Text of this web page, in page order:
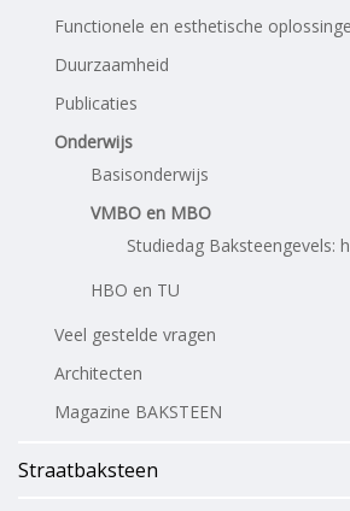
Functionele en esthetische
Duurzaamheid
Publicaties
Onderwijs
Basisonderwijs
VMBO en MBO
Studiedag Baksteengevels:
HBO en TU
Veel gestelde vragen
Architecten
Magazine BAKSTEEN
Straatbaksteen